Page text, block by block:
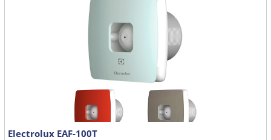
Electrolux EAF-100T